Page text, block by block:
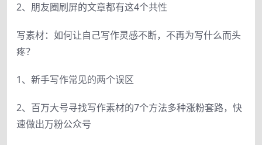
2、朋友圈刷屏的文章都有这4个共性
写素材：如何让自己写作灵感不断，不再为写什么而头
疼？
1、新手写作常见的两个误区
2、百万大号寻找写作素材的7个方法多种涨粉套路，快
速做出万粉公众号